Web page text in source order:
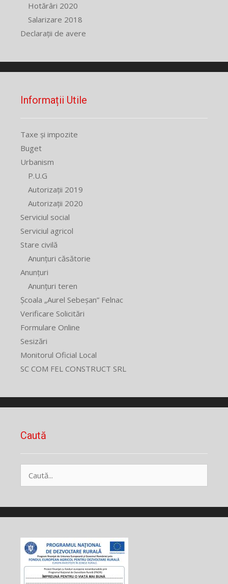
Hotărâri 2020
Salarizare 2018
Declarații de avere
Informații Utile
Taxe și impozite
Buget
Urbanism
P.U.G
Autorizații 2019
Autorizații 2020
Serviciul social
Serviciul agricol
Stare civilă
Anunțuri căsătorie
Anunțuri
Anunțuri teren
Școala „Aurel Sebeșan” Felnac
Verificare Solicitări
Formulare Online
Sesizări
Monitorul Oficial Local
SC COM FEL CONSTRUCT SRL
Caută
după: